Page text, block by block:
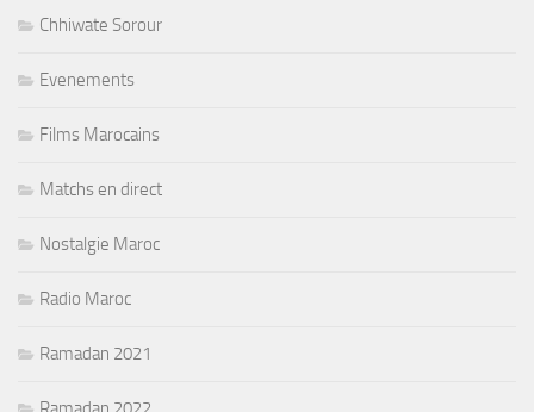
Chhiwate Sorour
Evenements
Films Marocains
Matchs en direct
Nostalgie Maroc
Radio Maroc
Ramadan 2021